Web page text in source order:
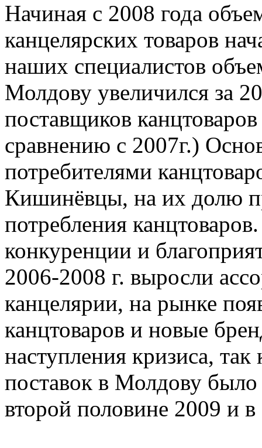
Начиная с 2008 года
канцелярских товаров
наших специалистов
Молдову увеличился за
поставщиков
сравнению с 2007г.)
потребителями
Кишинёвцы, на их долю
потребления
конкуренции и
2006-2008 г. выросли
канцелярии, на рынке
канцтоваров и новые
наступления кризиса,
поставок в Молдову
второй половине 2009 и в